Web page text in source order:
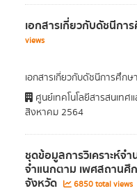
เอกสารเกี่ยวกับดัชนีกา
views
เอกสารเกี่ยวกับดัชนีการศึกษา
ศูนย์เทคโนโลยีสารสนเทศ
สิงหาคม 2564
ชุดข้อมูลการวิเคราะห์จ
จำแนกตาม เพศสถานศึ
จังหวัด 6850 total views